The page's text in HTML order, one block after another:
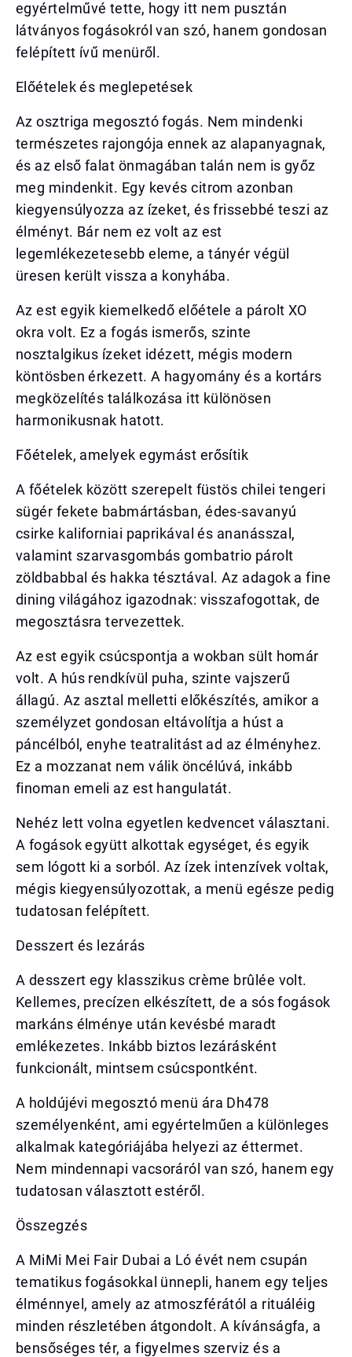
egyértelművé tette, hogy itt nem pusztán
látványos fogásokról van szó, hanem gondosan
felépített ívű menüről.
Előételek és meglepetések
Az osztriga megosztó fogás. Nem mindenki
természetes rajongója ennek az alapanyagnak,
és az első falat önmagában talán nem is győz
meg mindenkit. Egy kevés citrom azonban
kiegyensúlyozza az ízeket, és frissebbé teszi az
élményt. Bár nem ez volt az est
legemlékezetesebb eleme, a tányér végül
üresen került vissza a konyhába.
Az est egyik kiemelkedő előétele a párolt XO
okra volt. Ez a fogás ismerős, szinte
nosztalgikus ízeket idézett, mégis modern
köntösben érkezett. A hagyomány és a kortárs
megközelítés találkozása itt különösen
harmonikusnak hatott.
Főételek, amelyek egymást erősítik
A főételek között szerepelt füstös chilei tengeri
sügér fekete babmártásban, édes-savanyú
csirke kaliforniai paprikával és ananásszal,
valamint szarvasgombás gombatrio párolt
zöldbabbal és hakka tésztával. Az adagok a fine
dining világához igazodnak: visszafogottak, de
megosztásra tervezettek.
Az est egyik csúcspontja a wokban sült homár
volt. A hús rendkívül puha, szinte vajszerű
állagú. Az asztal melletti előkészítés, amikor a
személyzet gondosan eltávolítja a húst a
páncélból, enyhe teatralitást ad az élményhez.
Ez a mozzanat nem válik öncélúvá, inkább
finoman emeli az est hangulatát.
Nehéz lett volna egyetlen kedvencet választani.
A fogások együtt alkottak egységet, és egyik
sem lógott ki a sorból. Az ízek intenzívek voltak,
mégis kiegyensúlyozottak, a menü egésze pedig
tudatosan felépített.
Desszert és lezárás
A desszert egy klasszikus crème brûlée volt.
Kellemes, precízen elkészített, de a sós fogások
markáns élménye után kevésbé maradt
emlékezetes. Inkább biztos lezárásként
funkcionált, mintsem csúcspontként.
A holdújévi megosztó menü ára Dh478
személyenként, ami egyértelműen a különleges
alkalmak kategóriájába helyezi az éttermet.
Nem mindennapi vacsoráról van szó, hanem egy
tudatosan választott estéről.
Összegzés
A MiMi Mei Fair Dubai a Ló évét nem csupán
tematikus fogásokkal ünnepli, hanem egy teljes
élménnyel, amely az atmoszférától a rituáléig
minden részletében átgondolt. A kívánságfa, a
bensőséges tér, a figyelmes szerviz és a